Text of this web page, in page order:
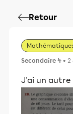
Retour
Secondaire 4 •
J'ai un autre